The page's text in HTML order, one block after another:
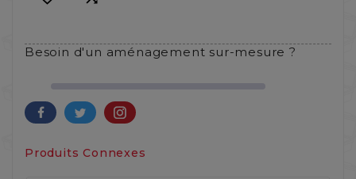
Besoin d'un aménagement sur-mesure ?
Produits Connexes